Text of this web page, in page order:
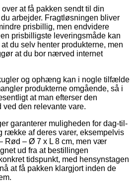
at få pakken sendt til din
arbejder. Fragtløsningen bliver
prisbillig, men endvidere
prisbilligste leveringsmåde kan
du selv henter produkterne, men
at du bor nærved internet
og ophæng kan i nogle tilfælde
produkterne omgående, så i
at man efterser den
den relevante vare.
garanterer muligheden for dag-til-
række af deres varer, eksempelvis
Rød – Ø 7 x L 8 cm, men vær
ud fra at bestillingen
tidspunkt, med hensynstagen
at få pakken klargjort inden de